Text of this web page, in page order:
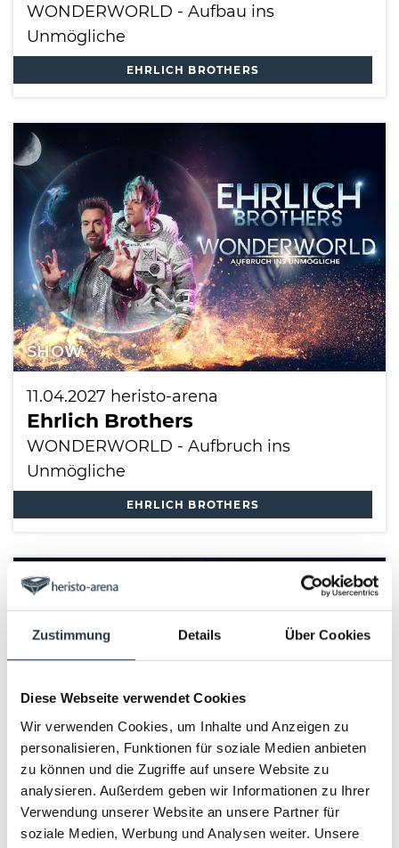
Zustimmung Details Über Cookies
Diese Webseite verwendet Cookies
Wir verwenden Cookies, um Inhalte und Anzeigen zu
personalisieren, Funktionen für soziale Medien anbieten
zu können und die Zugriffe auf unsere Website zu
analysieren. Außerdem geben wir Informationen zu Ihrer
Verwendung unserer Website an unsere Partner für
soziale Medien, Werbung und Analysen weiter. Unsere
WONDERWORLD - Aufbau ins
Unmögliche
EHRLICH BROTHERS
SHOW
11.04.2027 heristo-arena
Ehrlich Brothers
WONDERWORLD - Aufbruch ins
Unmögliche
EHRLICH BROTHERS
SHOW
11.04.2027heristo-arena